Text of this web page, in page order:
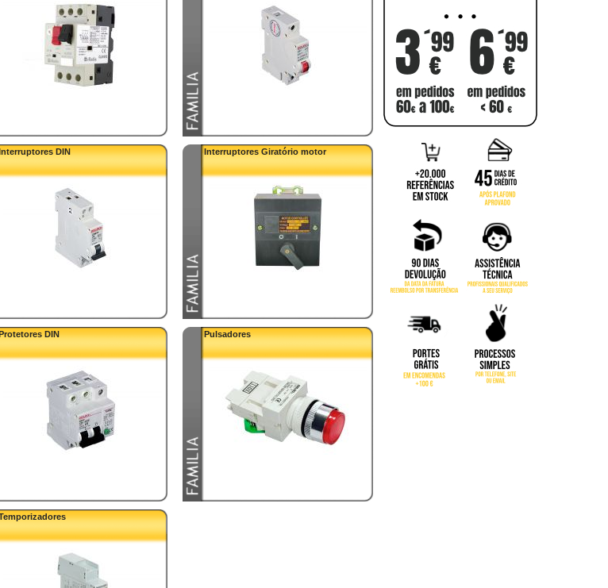
DIN Interruptores Giratório motor
DIN Pulsadores